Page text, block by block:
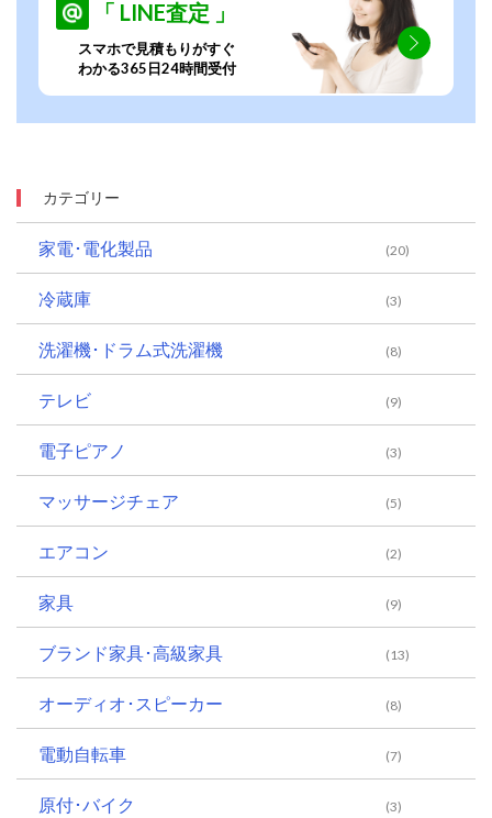
「 LINE査定 」
スマホで見積もりがすぐ
わかる365日24時間受付
カテゴリー
家電･電化製品 (20)
冷蔵庫 (3)
洗濯機･ドラム式洗濯機 (8)
テレビ (9)
電子ピアノ (3)
マッサージチェア (5)
エアコン (2)
家具 (9)
ブランド家具･高級家具 (13)
オーディオ･スピーカー (8)
電動自転車 (7)
原付･バイク (3)